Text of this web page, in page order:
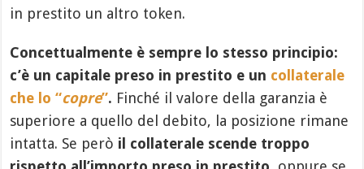
in prestito un altro token.
Concettualmente è sempre lo stesso principio:
c’è un capitale preso in prestito e un collaterale
che lo “copre”. Finché il valore della garanzia è
superiore a quello del debito, la posizione rimane
intatta. Se però il collaterale scende troppo